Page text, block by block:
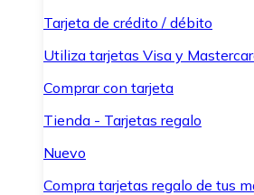
Tarjeta de crédito / débito
Utiliza tarjetas Visa y
Comprar con tarjeta
Tienda - Tarjetas regalo
Nuevo
Compra tarjetas regalo de tus